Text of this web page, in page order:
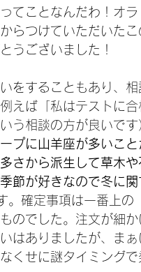
てことなんだわ！オ
らつけていただいた
うございました！
をすることもあり、
えば「私はテストに
う相談の方が良いで
ープに山羊座が多いこ
多さから派生して草木
季節が好きなので冬に
。確定事項は一番上の
のでした。注文が細
はありましたが、ま
くせに謎タイミング